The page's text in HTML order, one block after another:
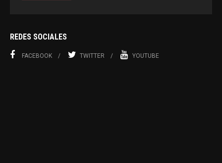
REDES SOCIALES
FACEBOOK TWITTER YOUTUBE